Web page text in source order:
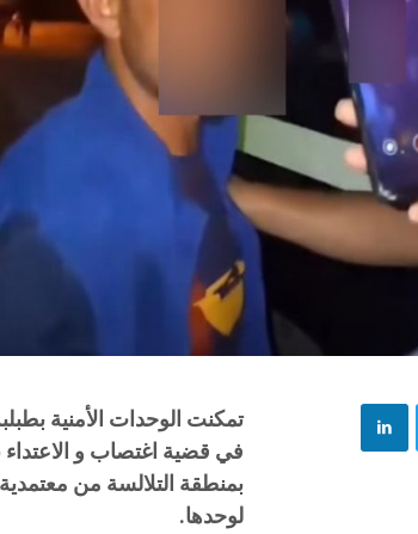
تمكنت الوحدات الأمنية
بمنطقة التلالسة من
لوحدها.